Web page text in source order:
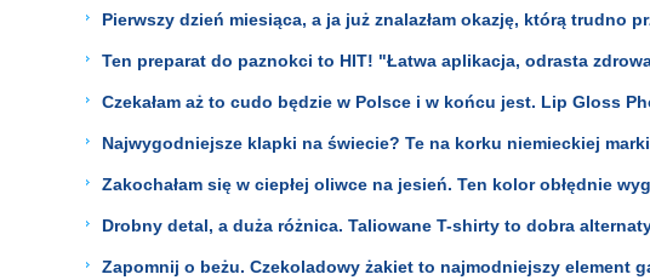
Pierwszy dzień miesiąca, a ja już znalazłam okazję, którą trudno
Ten preparat do paznokci to HIT! "Łatwa aplikacja, odrasta
Czekałam aż to cudo będzie w Polsce i w końcu jest. Lip Gloss
Najwygodniejsze klapki na świecie? Te na korku niemieckiej
Zakochałam się w ciepłej oliwce na jesień. Ten kolor obłędnie
Drobny detal, a duża różnica. Taliowane T-shirty to dobra
Zapomnij o beżu. Czekoladowy żakiet to najmodniejszy element